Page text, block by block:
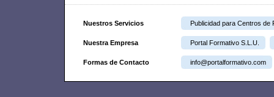
Nuestros Servicios Publicidad para Centros de
Nuestra Empresa Portal Formativo S.L.U.
Formas de Contacto info@portalformativo.com